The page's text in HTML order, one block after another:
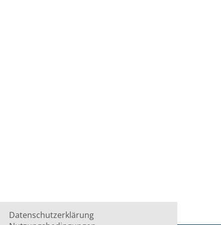
Datenschutzerklärung